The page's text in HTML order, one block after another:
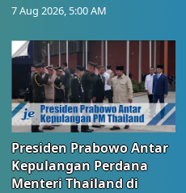
7 Aug 2026, 5:00 AM
Presiden Prabowo Antar
Kepulangan Perdana
Menteri Thailand di